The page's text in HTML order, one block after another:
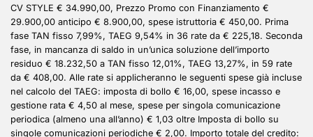
CV STYLE € 34.990,00, Prezzo Promo con Finanziamento €
29.900,00 anticipo € 8.900,00, spese istruttoria € 450,00. Prima
fase TAN fisso 7,99%, TAEG 9,54% in 36 rate da € 225,18. Seconda
fase, in mancanza di saldo in un’unica soluzione dell’importo
residuo € 18.232,50 a TAN fisso 12,01%, TAEG 13,27%, in 59 rate
da € 408,00. Alle rate si applicheranno le seguenti spese già incluse
nel calcolo del TAEG: imposta di bollo € 16,00, spese incasso e
gestione rata € 4,50 al mese, spese per singola comunicazione
periodica (almeno una all’anno) € 1,03 oltre Imposta di bollo su
singole comunicazioni periodiche € 2,00. Importo totale del credito: